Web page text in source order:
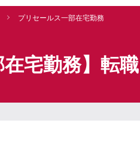
プリセールス一部在宅勤務
宅勤務】転